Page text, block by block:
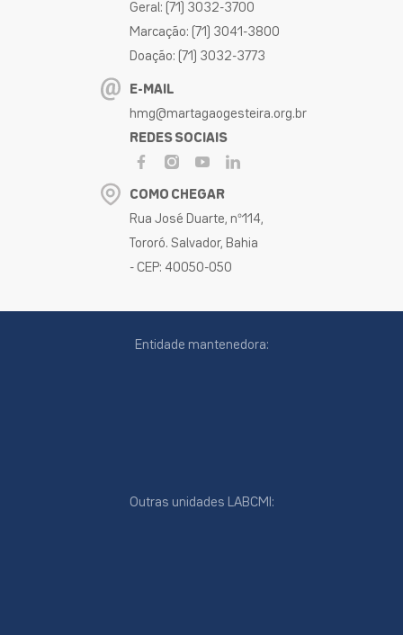
Geral: (71) 3032-3700
Marcação: (71) 3041-3800
Doação: (71) 3032-3773
E-MAIL
hmg@martagaogesteira.org.br
REDES SOCIAIS
COMO CHEGAR
Rua José Duarte, nº114,
Tororó. Salvador, Bahia
- CEP: 40050-050
Entidade mantenedora:
Outras unidades LABCMI: